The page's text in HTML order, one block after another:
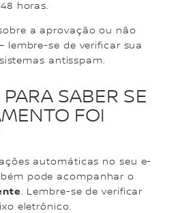
horas.
a aprovação ou não
lembre-se de verificar sua
antisspam.
SABER SE
FOI
automáticas no seu e-
pode acompanhar o
. Lembre-se de verificar
eletrônico.